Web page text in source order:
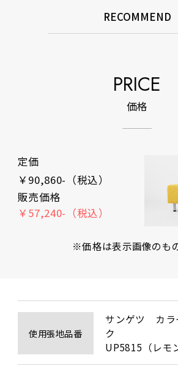
RECOMMEND
PRICE
価格
定価
￥90,860-（税込）
販売価格
￥57,240-（税込）
※価格は表示画像のも
使用張地品番
サンゲツ　カ
ク
UP5815（レモ